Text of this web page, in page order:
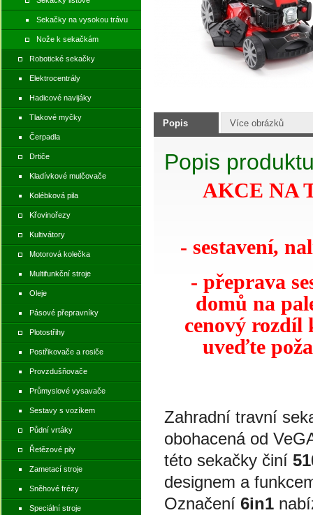
Sekačky na vysokou trávu
Nože k sekačkám
Robotické sekačky
Elektrocentrály
Hadicové navijáky
Tlakové myčky
Čerpadla
Drtiče
Kladívkové mulčovače
Kolébková pila
Křovinořezy
Kultivátory
Motorová kolečka
Multifunkční stroje
Oleje
Pásové přepravníky
Plotostřihy
Postřikovače a rosiče
Provzdušňovače
Průmyslové vysavače
Sestavy s vozíkem
Půdní vrtáky
Řetězové pily
Zametací stroje
Sněhové frézy
Speciální stroje
Popis Více obrázků
Popis
AKCE NA
- sestavení,
- přeprava
domů na
cenový rozdíl
uveďte
Zahradní travní
obohacená od
této sekačky činí
designem a
Označení 6in1